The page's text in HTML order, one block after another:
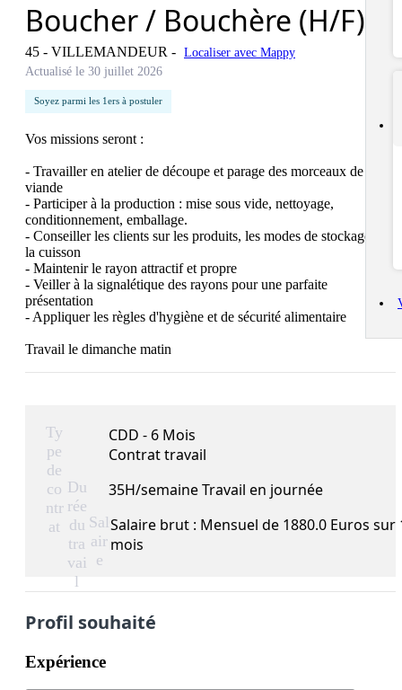
Boucher / Bouchère (H/F)
45 - VILLEMANDEUR - Localiser avec Mappy
Actualisé le 30 juillet 2026
Soyez parmi les 1ers à postuler
Vos missions seront :
- Travailler en atelier de découpe et parage des morceaux de
viande
- Participer à la production : mise sous vide, nettoyage,
conditionnement, emballage.
- Conseiller les clients sur les produits, les modes de stockage et
la cuisson
- Maintenir le rayon attractif et propre
- Veiller à la signalétique des rayons pour une parfaite
présentation
- Appliquer les règles d'hygiène et de sécurité alimentaire
Travail le dimanche matin
Ty
pe
de
co
ntr
at
CDD - 6 Mois
Contrat travail
Du
rée
du
tra
vai
l
35H/semaine Travail en journée
Sal
air
e
Salaire brut : Mensuel de 1880.0 Euros sur
mois
Profil souhaité
Expérience